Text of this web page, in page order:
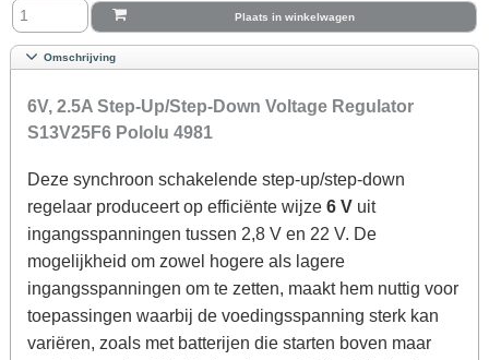
Plaats in winkelwagen
Omschrijving
6V, 2.5A Step-Up/Step-Down Voltage Regulator
S13V25F6 Pololu 4981
Deze synchroon schakelende step-up/step-down
regelaar produceert op efficiënte wijze 6 V uit
ingangsspanningen tussen 2,8 V en 22 V. De
mogelijkheid om zowel hogere als lagere
ingangsspanningen om te zetten, maakt hem nuttig voor
toepassingen waarbij de voedingsspanning sterk kan
variëren, zoals met batterijen die starten boven maar